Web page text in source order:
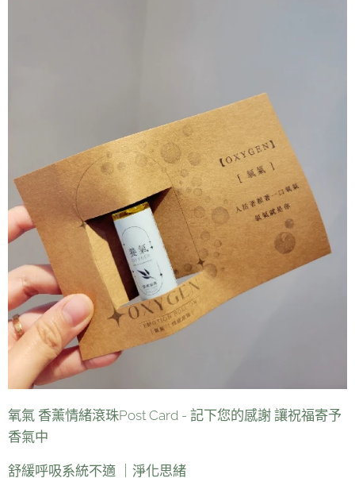
氧氣 香薰情緒滾珠Post Card - 記下您的感謝 讓祝福寄予
香氣中
舒緩呼吸系統不適 ｜淨化思緒